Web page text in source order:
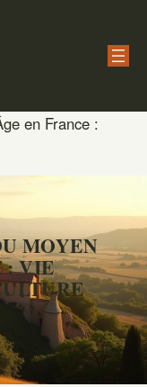
en France :
MOYEN
: VIE